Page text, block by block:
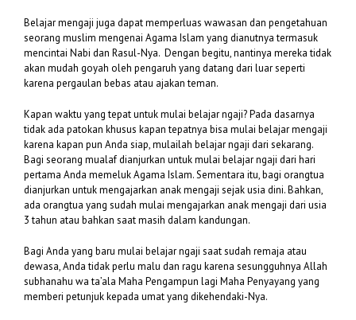
Belajar mengaji juga dapat memperluas wawasan dan pengetahuan
seorang muslim mengenai Agama Islam yang dianutnya termasuk
mencintai Nabi dan Rasul-Nya. Dengan begitu, nantinya mereka tidak
akan mudah goyah oleh pengaruh yang datang dari luar seperti
karena pergaulan bebas atau ajakan teman.
Kapan waktu yang tepat untuk mulai belajar ngaji? Pada dasarnya
tidak ada patokan khusus kapan tepatnya bisa mulai belajar mengaji
karena kapan pun Anda siap, mulailah belajar ngaji dari sekarang.
Bagi seorang mualaf dianjurkan untuk mulai belajar ngaji dari hari
pertama Anda memeluk Agama Islam. Sementara itu, bagi orangtua
dianjurkan untuk mengajarkan anak mengaji sejak usia dini. Bahkan,
ada orangtua yang sudah mulai mengajarkan anak mengaji dari usia
3 tahun atau bahkan saat masih dalam kandungan.
Bagi Anda yang baru mulai belajar ngaji saat sudah remaja atau
dewasa, Anda tidak perlu malu dan ragu karena sesungguhnya Allah
subhanahu wa ta’ala Maha Pengampun lagi Maha Penyayang yang
memberi petunjuk kepada umat yang dikehendaki-Nya.